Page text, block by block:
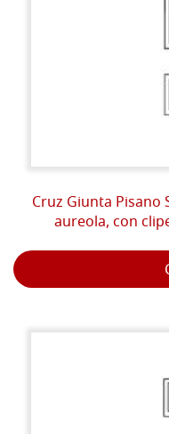
Cruz Giunta Pisano
aureola, con